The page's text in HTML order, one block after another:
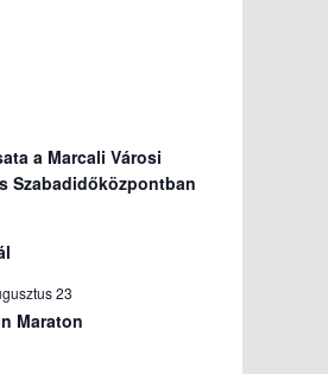
a Marcali Városi
Szabadidőközpontban
23
Maraton